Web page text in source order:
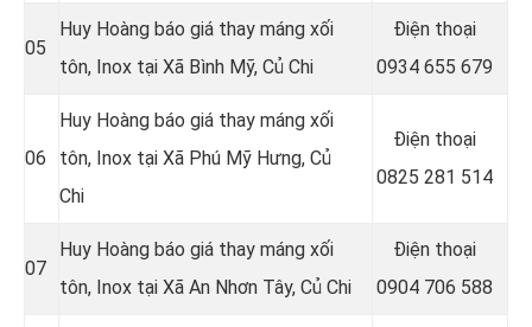
05
Huy Hoàng báo giá thay máng xối
tôn, Inox tại Xã Bình Mỹ, Củ Chi
Điện thoại
0934 655 679
06
Huy Hoàng báo giá thay máng xối
tôn, Inox tại Xã Phú Mỹ Hưng, Củ
Chi
Điện thoại
0825 281 514
07
Huy Hoàng báo giá thay máng xối
tôn, Inox tại Xã An Nhơn Tây, Củ Chi
Điện thoại
0904 706 588